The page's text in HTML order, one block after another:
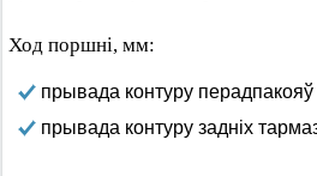
Ход поршні, мм:
прывада контуру
прывада контуру задніх